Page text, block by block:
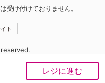
レジに進む
受け付けておりません。
ト